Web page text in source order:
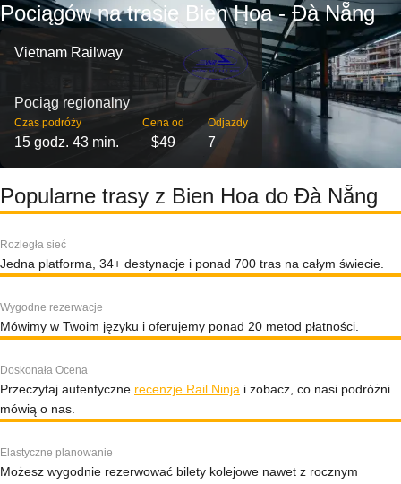
Pociągów na trasie Bien Hoa - Đà Nẵng
Vietnam Railway
Pociąg regionalny
Czas podróży
15 godz. 43 min.
Cena od
$49
Odjazdy
7
Popularne trasy z Bien Hoa do Đà Nẵng
Rozległa sieć
Jedna platforma, 34+ destynacje i ponad 700 tras na całym świecie.
Wygodne rezerwacje
Mówimy w Twoim języku i oferujemy ponad 20 metod płatności.
Doskonała Ocena
Przeczytaj autentyczne recenzje Rail Ninja i zobacz, co nasi podróżni
mówią o nas.
Elastyczne planowanie
Możesz wygodnie rezerwować bilety kolejowe nawet z rocznym